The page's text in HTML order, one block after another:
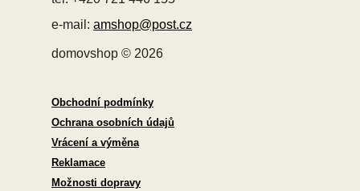
e-mail: amshop@post.cz
domovshop © 2026
Obchodní podmínky
Ochrana osobních údajů
Vrácení a výměna
Reklamace
Možnosti dopravy